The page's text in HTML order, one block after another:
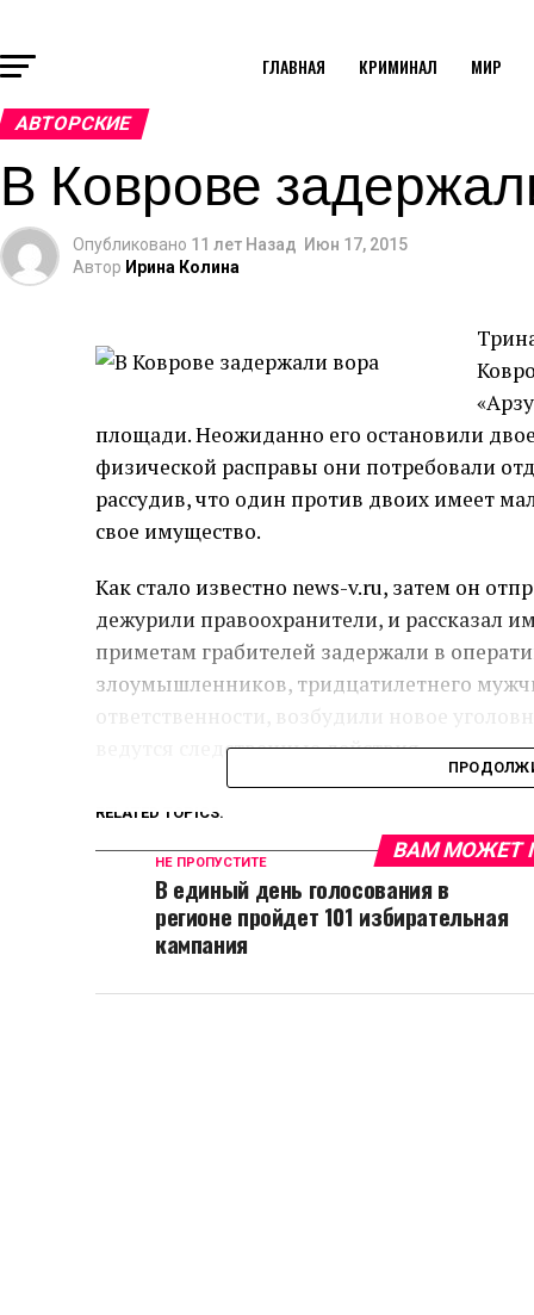
ГЛАВНАЯ КРИМИНАЛ МИР
АВТОРСКИЕ
В Коврове
Опубликовано 11 лет Назад Июн 17, 2015
Автор Ирина Колина
площади. Неожиданно его остановили
физической расправы они потребовали
рассудив, что один против двоих имеет
свое имущество.
Как стало известно news-v.ru, затем он
дежурили правоохранители, и
приметам грабителей задержали в
злоумышленников, тридцатилетнего
ответственности, возбудили новое
ведутся следственные действия.
RELATED TOPICS:
НЕ ПРОПУСТИТЕ
В единый день голосования в
регионе пройдет 101 избирательная
кампания
ВАМ МОЖЕТ